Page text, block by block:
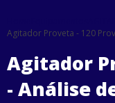
Agitador Proveta - 120
Agitador
- Análise